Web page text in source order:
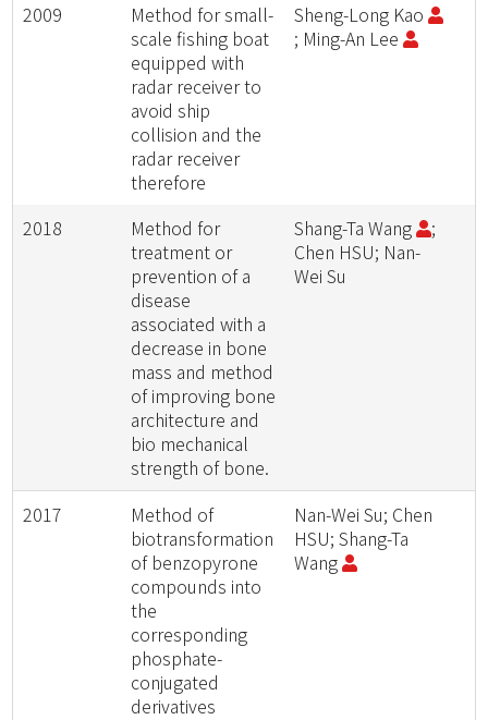
2009
Method for small-
scale fishing boat
equipped with
radar receiver to
avoid ship
collision and the
radar receiver
therefore
Sheng-Long Kao
; Ming-An Lee
2018
Method for
treatment or
prevention of a
disease
associated with a
decrease in bone
mass and method
of improving bone
architecture and
bio mechanical
strength of bone.
Shang-Ta Wang
;
Chen HSU; Nan-
Wei Su
2017
Method of
biotransformation
of benzopyrone
compounds into
the
corresponding
phosphate-
conjugated
derivatives
Nan-Wei Su; Chen
HSU; Shang-Ta
Wang